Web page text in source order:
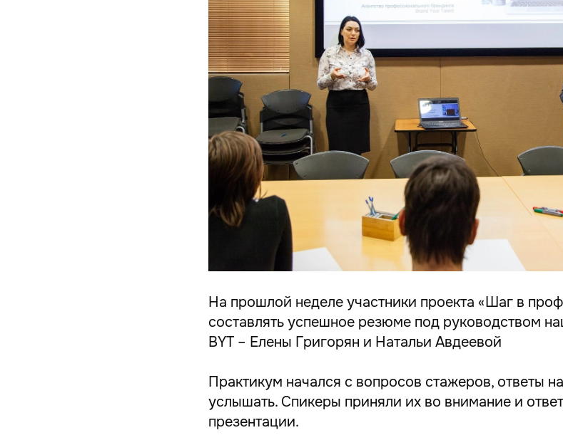
На прошлой неделе участники проекта «Шаг в
составлять успешное резюме под руководством
BYT – Елены Григорян и Натальи Авдеевой
Практикум начался с вопросов стажеров, ответы
услышать. Спикеры приняли их во внимание и
презентации.